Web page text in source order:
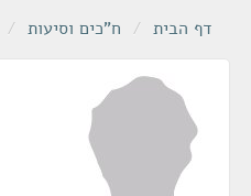
דף הבית / ח"כים וסיעות /